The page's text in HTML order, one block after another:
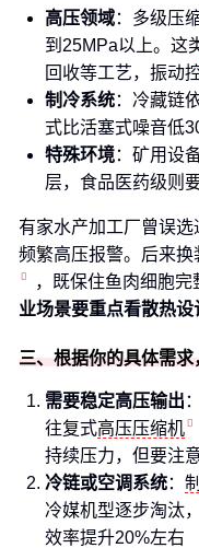
高压领域：多级压
到25MPa以上。这
回收等工艺，振动
制冷系统：冷藏链
式比活塞式噪音低
特殊环境：矿用设
层，食品医药级则
有家水产加工厂曾误
频繁高压报警。后来换
，既保住鱼肉细胞
业场景要重点看散热
三、根据你的具体需求
需要稳定高压输出
往复式高压压缩机
持续压力，但要注
冷链或空调系统：
冷媒机型逐步淘汰
效率提升20%左右